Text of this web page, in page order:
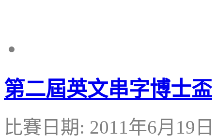
第二屆英文串字博士盃
比賽日期: 2011年6月19